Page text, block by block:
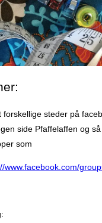
forskellige steder på
side Pfaffelaffen og
som
www.facebook.com/